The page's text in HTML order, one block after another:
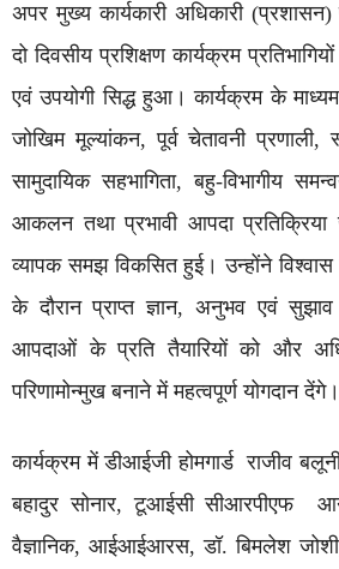
अपर मुख्य कार्यकारी अधिकारी
दो दिवसीय प्रशिक्षण कार्यक्रम
एवं उपयोगी सिद्ध हुआ। कार्यक्रम के
जोखिम मूल्यांकन, पूर्व चेतावनी प्रणाली,
सामुदायिक सहभागिता, बहु-विभागीय
आकलन तथा प्रभावी आपदा प्रतिक्रिया
व्यापक समझ विकसित हुई। उन्होंने विश्वास
के दौरान प्राप्त ज्ञान, अनुभव एवं
आपदाओं के प्रति तैयारियों को और
परिणामोन्मुख बनाने में महत्वपूर्ण योगदान देंगे।
कार्यक्रम में डीआईजी होमगार्ड राजीव
बहादुर सोनार, टूआईसी सीआरपीएफ
वैज्ञानिक, आईआईआरस, डॉ. बिमलेश